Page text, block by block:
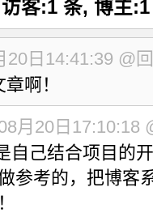
客:1 条, 博主
20日14:41:39 @
啊！
月20日17:10:18
自己结合项目的
参考的，把博客